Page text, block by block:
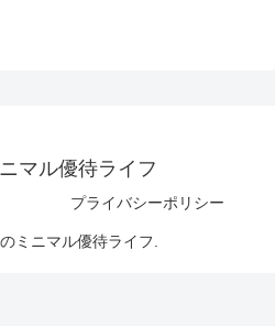
マル優待ライフ
プライバシーポリシー
ミニマル優待ライフ.